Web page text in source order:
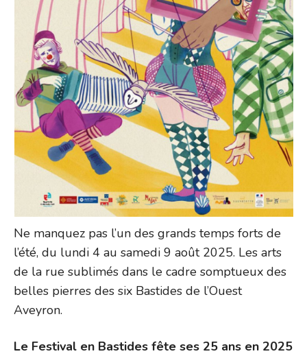
Ne manquez pas l’un des grands temps forts de
l’été, du lundi 4 au samedi 9 août 2025. Les arts
de la rue sublimés dans le cadre somptueux des
belles pierres des six Bastides de l’Ouest
Aveyron.
Le Festival en Bastides fête ses 25 ans en 2025